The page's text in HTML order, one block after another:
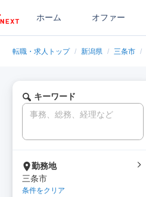
ホーム オファー
転職・求人トップ / 新潟県 / 三条市 /
キーワード
勤務地
三条市
条件をクリア